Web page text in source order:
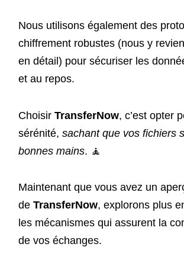
Nous utilisons également des
chiffrement robustes (nous y
en détail) pour sécuriser les
et au repos.
Choisir TransferNow, c’est opter
sérénité, sachant que vos fichiers
bonnes mains. 🧘
Maintenant que vous avez un
de TransferNow, explorons plus
les mécanismes qui assurent la
de vos échanges.